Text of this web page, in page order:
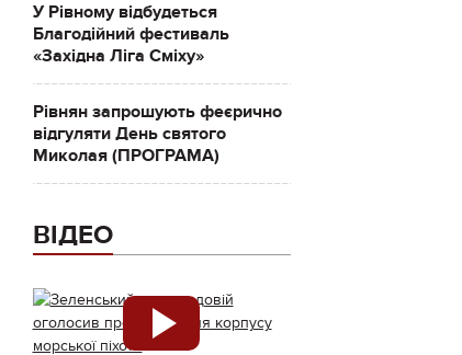
У Рівному відбудеться
Благодійний фестиваль
«Західна Ліга Сміху»
Рівнян запрошують феєрично
відгуляти День святого
Миколая (ПРОГРАМА)
ВІДЕО